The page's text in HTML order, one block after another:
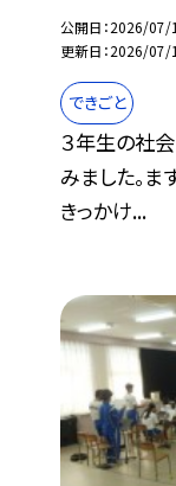
公開日 2026/07/
更新日 2026/07/
できごと
３年生の社会
みました。ま
きっかけ...